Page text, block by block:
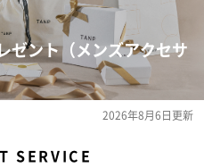
ゼント（メンズアクセサ
2026年8月6日更新
SERVICE